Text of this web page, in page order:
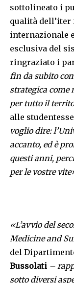
sottolineato i
qualità
internazionale
esclusiva del
ringraziato i
fin da subito
strategica come
per tutto il
alle
voglio dire:
accanto, ed è
questi anni,
per le vostre
«L’avvio del
Medicine and
del
Bussolati –
sotto diversi